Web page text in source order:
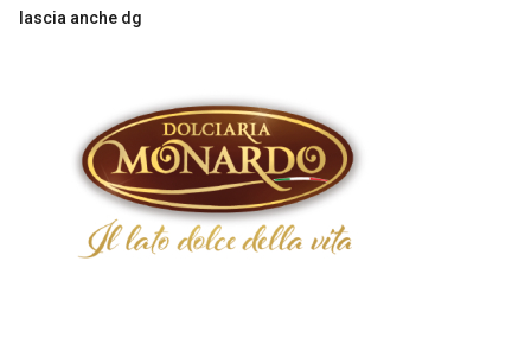
lascia anche dg